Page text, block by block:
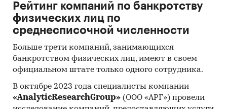
Рейтинг компаний по банкротству
физических лиц по
среднесписочной численности
Больше трети компаний, занимающихся
банкротством физических лиц, имеют в своем
официальном штате только одного сотрудника.
В октябре 2023 года специалисты компании
«AnalyticResearchGroup» (ООО «АРГ») провели